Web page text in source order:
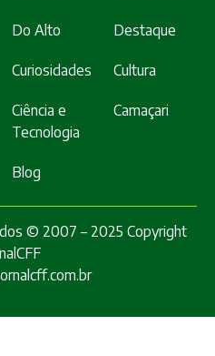
Do Alto Destaque
Curiosidades Cultura
Ciência e
Tecnologia
Camaçari
Blog
© 2007 – 2025 Copyright